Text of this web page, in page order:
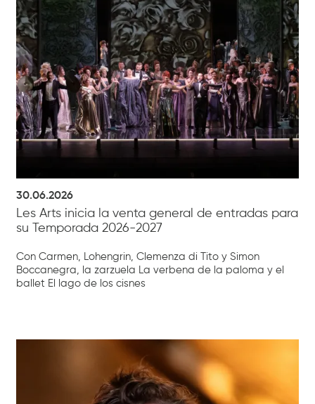
30.06.2026
Les Arts inicia la venta general de entradas para
su Temporada 2026-2027
Con Carmen, Lohengrin, Clemenza di Tito y Simon
Boccanegra, la zarzuela La verbena de la paloma y el
ballet El lago de los cisnes